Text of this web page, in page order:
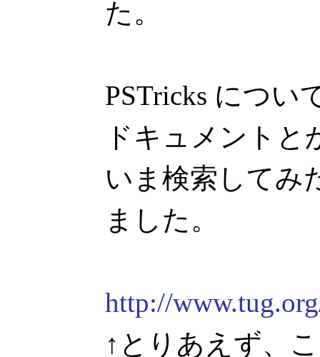
た。
PSTricks につい
ドキュメント
いま検索してみ
ました。
http://
↑とりあえず、